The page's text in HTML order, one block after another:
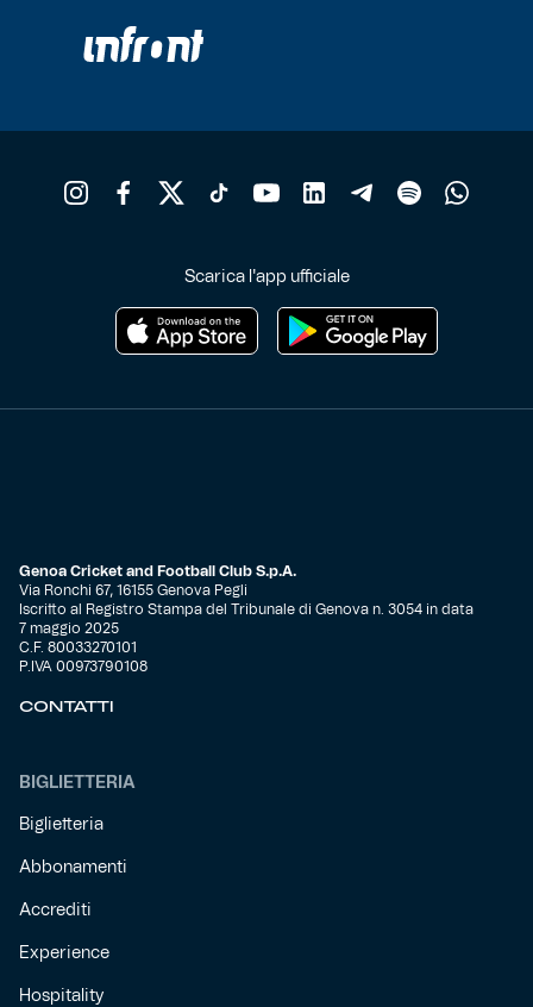
Scarica l'app ufficiale
Genoa Cricket and Football Club S.p.A.
Via Ronchi 67, 16155 Genova Pegli
Iscritto al Registro Stampa del Tribunale di Genova n. 3054 in data
7 maggio 2025
C.F. 80033270101
P.IVA 00973790108
CONTATTI
BIGLIETTERIA
Biglietteria
Abbonamenti
Accrediti
Experience
Hospitality